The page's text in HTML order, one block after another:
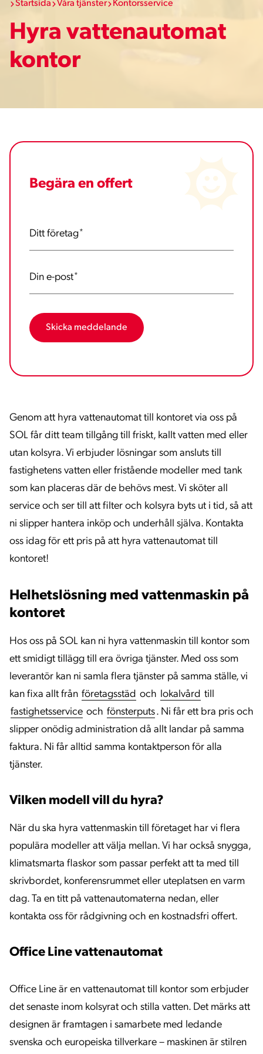
Startsida Våra tjänster Kontorsservice
Hyra vattenautomat
kontor
Begära en offert
Ditt företag*
Din e-post*
Genom att hyra vattenautomat till kontoret via oss på
SOL får ditt team tillgång till friskt, kallt vatten med eller
utan kolsyra. Vi erbjuder lösningar som ansluts till
fastighetens vatten eller fristående modeller med tank
som kan placeras där de behövs mest. Vi sköter all
service och ser till att filter och kolsyra byts ut i tid, så att
ni slipper hantera inköp och underhåll själva. Kontakta
oss idag för ett pris på att hyra vattenautomat till
kontoret!
Helhetslösning med vattenmaskin på
kontoret
Hos oss på SOL kan ni hyra vattenmaskin till kontor som
ett smidigt tillägg till era övriga tjänster. Med oss som
leverantör kan ni samla flera tjänster på samma ställe, vi
kan fixa allt från företagsstäd och lokalvård till
fastighetsservice och fönsterputs. Ni får ett bra pris och
slipper onödig administration då allt landar på samma
faktura. Ni får alltid samma kontaktperson för alla
tjänster.
Vilken modell vill du hyra?
När du ska hyra vattenmaskin till företaget har vi flera
populära modeller att välja mellan. Vi har också snygga,
klimatsmarta flaskor som passar perfekt att ta med till
skrivbordet, konferensrummet eller uteplatsen en varm
dag. Ta en titt på vattenautomaterna nedan, eller
kontakta oss för rådgivning och en kostnadsfri offert.
Office Line vattenautomat
Office Line är en vattenautomat till kontor som erbjuder
det senaste inom kolsyrat och stilla vatten. Det märks att
designen är framtagen i samarbete med ledande
svenska och europeiska tillverkare – maskinen är stilren